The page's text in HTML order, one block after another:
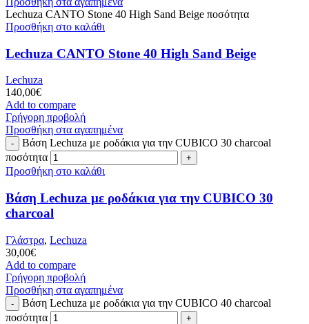
Lechuza CANTO Stone 40 High Sand Beige ποσότητα
Προσθήκη στο καλάθι
Lechuza CANTO Stone 40 High Sand Beige
Lechuza
140,00€
Add to compare
Γρήγορη προβολή
Προσθήκη στα αγαπημένα
Bάση Lechuza με ροδάκια για την CUBICO 30 charcoal
ποσότητα
Προσθήκη στο καλάθι
Bάση Lechuza με ροδάκια για την CUBICO 30
charcoal
Γλάστρα, Lechuza
30,00€
Add to compare
Γρήγορη προβολή
Προσθήκη στα αγαπημένα
Bάση Lechuza με ροδάκια για την CUBICO 40 charcoal
ποσότητα